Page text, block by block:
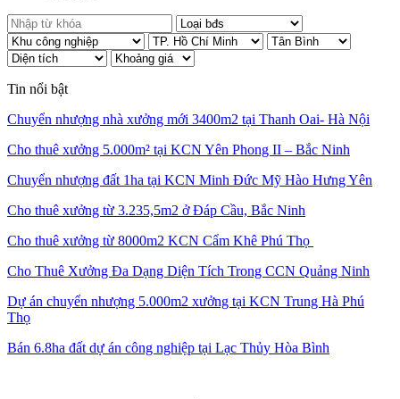
Tin nổi bật
Chuyển nhượng nhà xưởng mới 3400m2 tại Thanh Oai- Hà Nội
Cho thuê xưởng 5.000m² tại KCN Yên Phong II – Bắc Ninh
Chuyển nhượng đất 1ha tại KCN Minh Đức Mỹ Hào Hưng Yên
Cho thuê xưởng từ 3.235,5m2 ở Đáp Cầu, Bắc Ninh
Cho thuê xưởng từ 8000m2 KCN Cẩm Khê Phú Thọ
Cho Thuê Xưởng Đa Dạng Diện Tích Trong CCN Quảng Ninh
Dự án chuyển nhượng 5.000m2 xưởng tại KCN Trung Hà Phú
Thọ
Bán 6.8ha đất dự án công nghiệp tại Lạc Thủy Hòa Bình